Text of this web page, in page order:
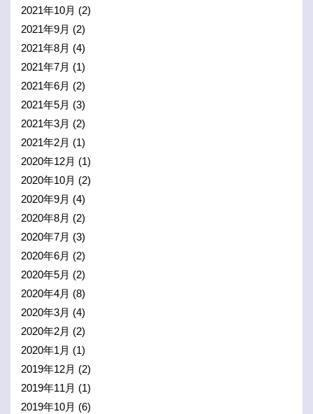
2021年10月 (2)
2021年9月 (2)
2021年8月 (4)
2021年7月 (1)
2021年6月 (2)
2021年5月 (3)
2021年3月 (2)
2021年2月 (1)
2020年12月 (1)
2020年10月 (2)
2020年9月 (4)
2020年8月 (2)
2020年7月 (3)
2020年6月 (2)
2020年5月 (2)
2020年4月 (8)
2020年3月 (4)
2020年2月 (2)
2020年1月 (1)
2019年12月 (2)
2019年11月 (1)
2019年10月 (6)